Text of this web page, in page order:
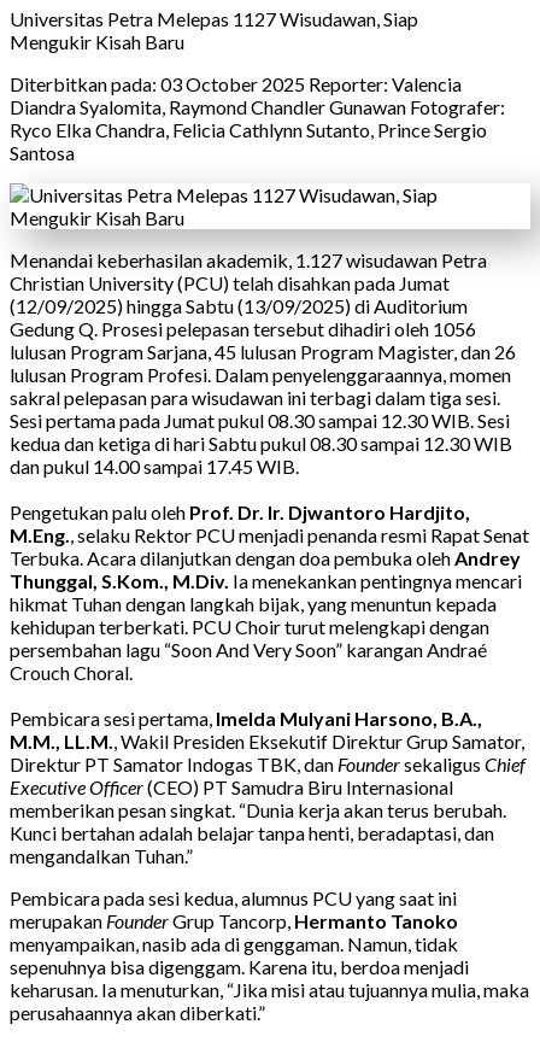
Universitas Petra Melepas 1127 Wisudawan, Siap
Mengukir Kisah Baru
Diterbitkan pada: 03 October 2025 Reporter: Valencia
Diandra Syalomita, Raymond Chandler Gunawan Fotografer:
Ryco Elka Chandra, Felicia Cathlynn Sutanto, Prince Sergio
Santosa
Menandai keberhasilan akademik, 1.127 wisudawan Petra
Christian University (PCU) telah disahkan pada Jumat
(12/09/2025) hingga Sabtu (13/09/2025) di Auditorium
Gedung Q. Prosesi pelepasan tersebut dihadiri oleh 1056
lulusan Program Sarjana, 45 lulusan Program Magister, dan 26
lulusan Program Profesi. Dalam penyelenggaraannya, momen
sakral pelepasan para wisudawan ini terbagi dalam tiga sesi.
Sesi pertama pada Jumat pukul 08.30 sampai 12.30 WIB. Sesi
kedua dan ketiga di hari Sabtu pukul 08.30 sampai 12.30 WIB
dan pukul 14.00 sampai 17.45 WIB.
Pengetukan palu oleh Prof. Dr. Ir. Djwantoro Hardjito,
M.Eng., selaku Rektor PCU menjadi penanda resmi Rapat Senat
Terbuka. Acara dilanjutkan dengan doa pembuka olehAndrey
Thunggal, S.Kom., M.Div. Ia menekankan pentingnya mencari
hikmat Tuhan dengan langkah bijak, yang menuntun kepada
kehidupan terberkati. PCU Choir turut melengkapi dengan
persembahan lagu “Soon And Very Soon” karangan Andraé
Crouch Choral.
Pembicara sesi pertama, Imelda Mulyani Harsono, B.A.,
M.M., LL.M., Wakil Presiden Eksekutif Direktur Grup Samator,
Direktur PT Samator Indogas TBK, dan Foundersekaligus Chief
Executive Officer(CEO) PT Samudra Biru Internasional
memberikan pesan singkat. “Dunia kerja akan terus berubah.
Kunci bertahan adalah belajar tanpa henti, beradaptasi, dan
mengandalkan Tuhan.”
Pembicara pada sesi kedua, alumnus PCU yang saat ini
merupakan FounderGrup Tancorp, Hermanto Tanoko
menyampaikan, nasib ada di genggaman. Namun, tidak
sepenuhnya bisa digenggam. Karena itu, berdoa menjadi
keharusan. Ia menuturkan, “Jika misi atau tujuannya mulia, maka
perusahaannya akan diberkati.”